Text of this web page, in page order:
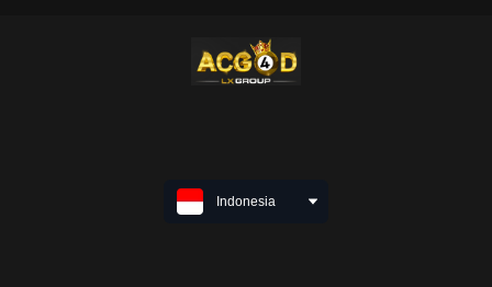
Indonesia